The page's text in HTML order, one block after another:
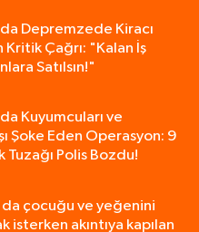
Depremzede Kiracı
Kritik Çağrı: "Kalan İş
Satılsın!"
Kuyumcuları ve
Şoke Eden Operasyon: 9
Tuzağı Polis Bozdu!
çocuğu ve yeğenini
isterken akıntıya kapılan